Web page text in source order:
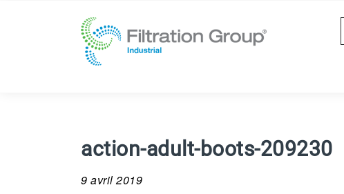
action-adult-boots-209230
9 avril 2019